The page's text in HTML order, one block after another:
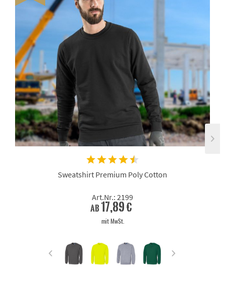
Sweatshirt Premium Poly Cotton
Art.Nr.: 2199
ab 17,89 €
mit MwSt.